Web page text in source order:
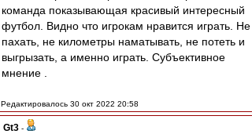
команда показывающая красивый интересный
футбол. Видно что игрокам нравится играть. Не
пахать, не километры наматывать, не потеть и
выгрызать, а именно играть. Субъективное
мнение .
Редактировалось 30 окт 2022 20:58
Gt3 -